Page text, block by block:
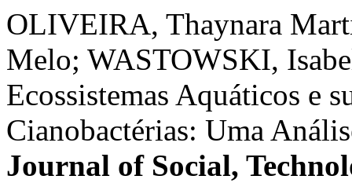
OLIVEIRA, Thaynara
Melo; WASTOWSKI,
Ecossistemas Aquáticos e
Cianobactérias: Uma
Journal of Social,